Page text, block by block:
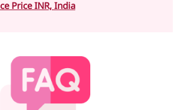
Price INR, India